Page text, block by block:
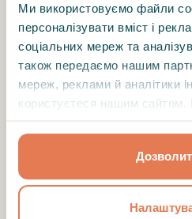
Ми використовуємо файли
персоналізувати вміст і
соціальних мереж та
також передаємо нашим
мереж, реклами й аналітики
користуєтеся нашим
зібрали під час вашого
Сертифікати та
Харківський
університет ім.
Ступінь
Українська
транзакційного
психотерапії